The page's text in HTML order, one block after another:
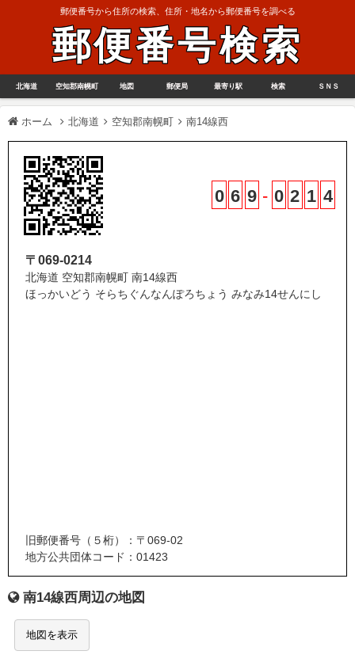
郵便番号から住所の検索、住所・地名から郵便番号を調べる
郵便番号検索
北海道 空知郡南幌町 地図 郵便局 最寄り駅 検索 ＳＮＳ
ホーム 北海道 空知郡南幌町 南14線西
0 6 9 - 0 2 1 4
〒069-0214
北海道 空知郡南幌町 南14線西
ほっかいどう そらちぐんなんぽろちょう みなみ14せんにし
旧郵便番号（５桁）：〒069-02
地方公共団体コード：01423
南14線西周辺の地図
地図を表示